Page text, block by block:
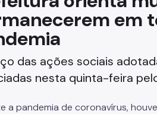
Funerários e Cemiteriais
Mobilidade Urbana e
em
das ações sociais
nesta quinta-feira
a pandemia de coronavírus,